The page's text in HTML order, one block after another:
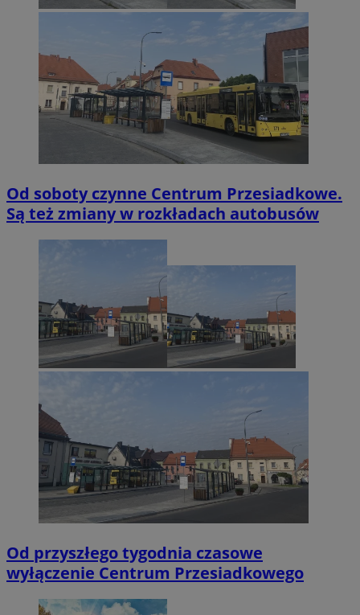
Od soboty czynne Centrum Przesiadkowe.
Są też zmiany w rozkładach autobusów
Od przyszłego tygodnia czasowe
wyłączenie Centrum Przesiadkowego